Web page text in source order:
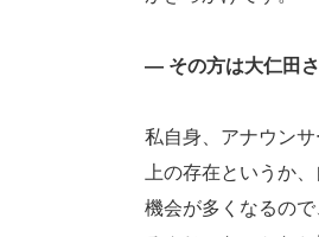
― その方は大仁田
私自身、アナウン
上の存在というか
機会が多くなるの